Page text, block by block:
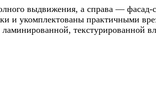
выдвижения, а справа — фасад-
и укомплектованы практичными